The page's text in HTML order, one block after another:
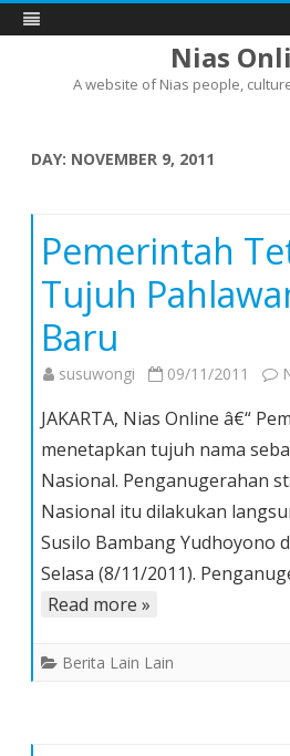
Nias
A website of Nias people,
DAY: NOVEMBER 9, 2011
Pemerintah
Tujuh
Baru
susuwongi 09/11/2011
JAKARTA, Nias Online â€“
menetapkan tujuh nama
Nasional. Penganugerahan
Nasional itu dilakukan
Susilo Bambang Yudhoyono
Selasa (8/11/2011).
Read more »
Berita Lain Lain